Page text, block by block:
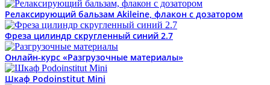
Релаксирующий бальзам Akileine, флакон с дозатором
Фреза цилиндр скругленный синий 2.7
Онлайн-курс «Разгрузочные материалы»
Шкаф Podoinstitut Mini